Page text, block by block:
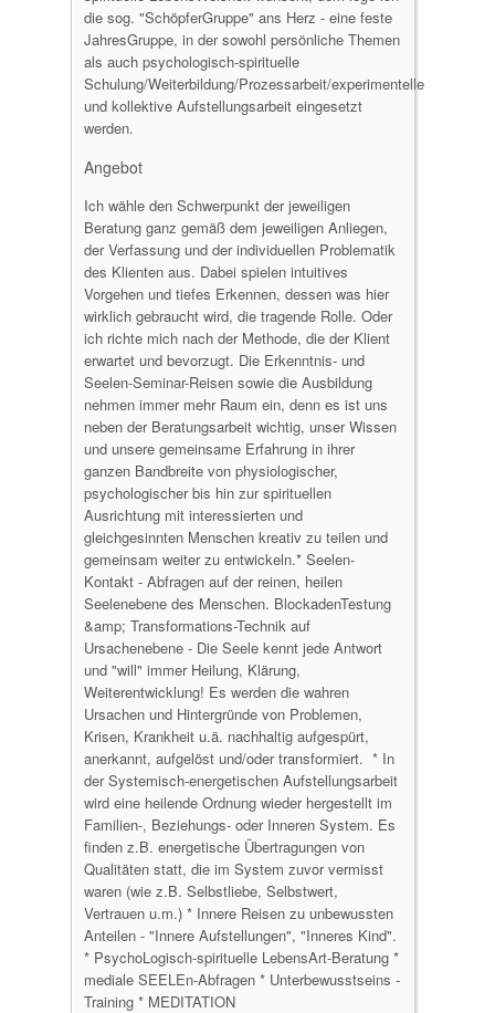
die sog. "SchöpferGruppe" ans Herz - eine feste
JahresGruppe, in der sowohl persönliche Themen
als auch psychologisch-spirituelle
Schulung/Weiterbildung/Prozessarbeit/experimentelle
und kollektive Aufstellungsarbeit eingesetzt
werden.
Angebot
Ich wähle den Schwerpunkt der jeweiligen
Beratung ganz gemäß dem jeweiligen Anliegen,
der Verfassung und der individuellen Problematik
des Klienten aus. Dabei spielen intuitives
Vorgehen und tiefes Erkennen, dessen was hier
wirklich gebraucht wird, die tragende Rolle. Oder
ich richte mich nach der Methode, die der Klient
erwartet und bevorzugt. Die Erkenntnis- und
Seelen-Seminar-Reisen sowie die Ausbildung
nehmen immer mehr Raum ein, denn es ist uns
neben der Beratungsarbeit wichtig, unser Wissen
und unsere gemeinsame Erfahrung in ihrer
ganzen Bandbreite von physiologischer,
psychologischer bis hin zur spirituellen
Ausrichtung mit interessierten und
gleichgesinnten Menschen kreativ zu teilen und
gemeinsam weiter zu entwickeln.* Seelen-
Kontakt - Abfragen auf der reinen, heilen
Seelenebene des Menschen. BlockadenTestung
&amp; Transformations-Technik auf
Ursachenebene - Die Seele kennt jede Antwort
und "will" immer Heilung, Klärung,
Weiterentwicklung! Es werden die wahren
Ursachen und Hintergründe von Problemen,
Krisen, Krankheit u.ä. nachhaltig aufgespürt,
anerkannt, aufgelöst und/oder transformiert. * In
der Systemisch-energetischen Aufstellungsarbeit
wird eine heilende Ordnung wieder hergestellt im
Familien-, Beziehungs- oder Inneren System. Es
finden z.B. energetische Übertragungen von
Qualitäten statt, die im System zuvor vermisst
waren (wie z.B. Selbstliebe, Selbstwert,
Vertrauen u.m.) * Innere Reisen zu unbewussten
Anteilen - "Innere Aufstellungen", "Inneres Kind".
* PsychoLogisch-spirituelle LebensArt-Beratung *
mediale SEELEn-Abfragen * Unterbewusstseins -
Training * MEDITATION